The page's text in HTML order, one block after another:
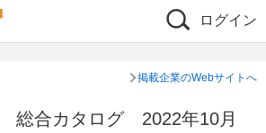
ログイン
掲載企業のWebサイトへ
総合カタログ 2022年10月